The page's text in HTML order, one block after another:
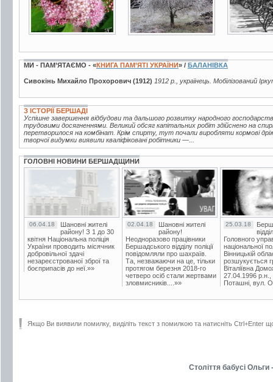
МИ - ПАМ’ЯТАЄМО - «КНИГА ПАМ’ЯТІ УКРАЇНИ» / БАЛАНІВКА
Сивокінь Михайло Прохорович (1912) 1912 р., українець. Мобілізований
З ІСТОРІЇ БЕРШАДІ
Успішне завершення відбудови та дальшого розвитку народного
трудовими досягненнями. Великий обсяг капітальних робіт здійснено на
перетворилося на комбінат. Крім спирту, тут почали виробляти кормові
творчої видумки виявили кваліфіковані робітники —...
ГОЛОВНІ НОВИНИ БЕРШАДЩИНИ
06.04.18
Шановні жителі
району! З 1 до 30
квітня Національна поліція
України проводить місячник
добровільної здачі
незареєстрованої зброї та
боєприпасів до неї.»»
02.04.18
Шановні жителі
району!
Неодноразово працівники
Бершадського відділу поліції
повідомляли про шахраїв.
Та, незважаючи на це, тільки
протягом березня 2018-го
четверо осіб стали жертвами
зловмисників....»»
25.03.18
Головного
національної
Вінницькій
розшукується
Віталіївна
27.04.1996 р.н.,
Поташні, вул.
Якщо Ви виявили помилку, виділіть текст з помилкою та натисніть Ctrl+Enter
Століття бабусі